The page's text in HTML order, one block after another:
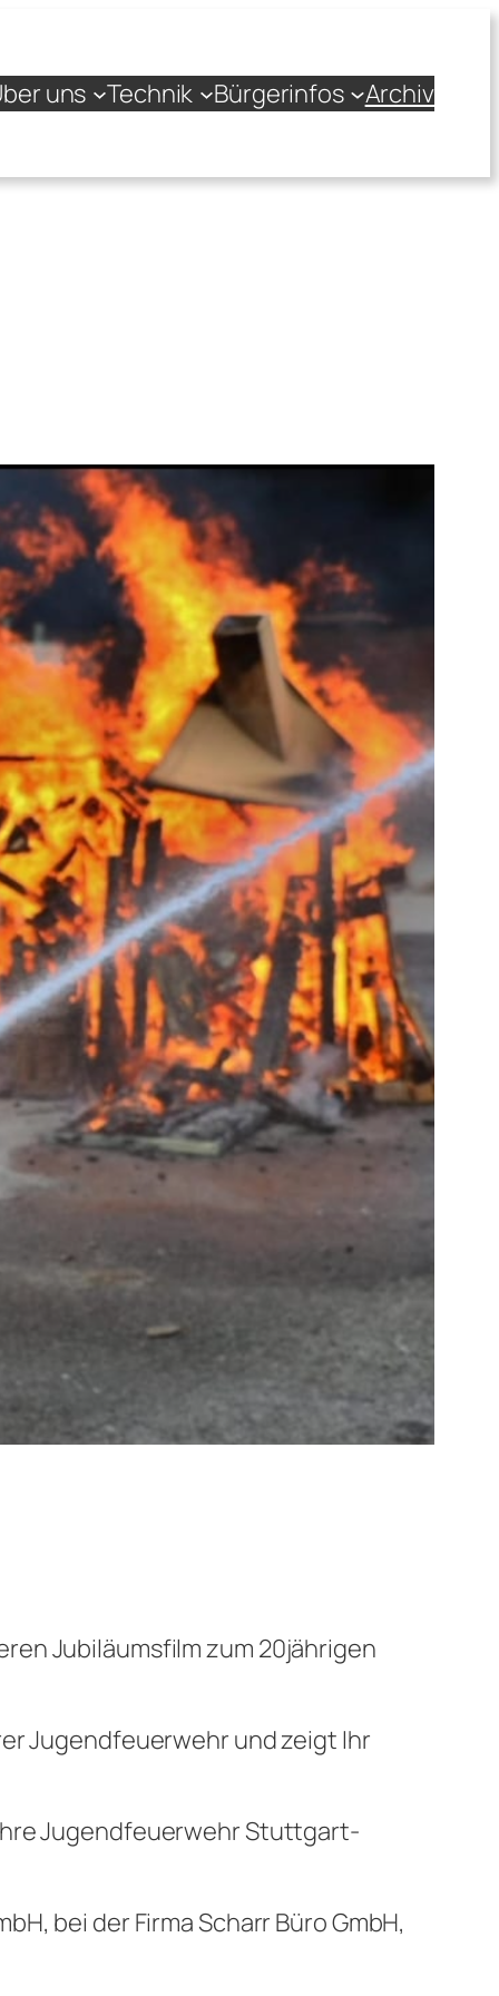
uns Technik Bürgerinfos Archiv
Jubiläumsfilm zum 20jährigen
Jugendfeuerwehr und zeigt Ihr
Jugendfeuerwehr Stuttgart-
bei der Firma Scharr Büro GmbH,